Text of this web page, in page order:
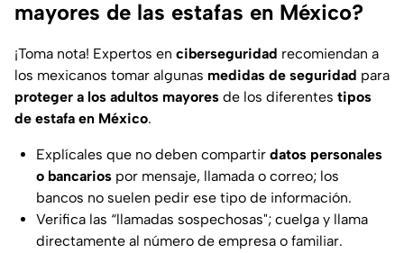
mayores de las estafas en México?
¡Toma nota! Expertos en ciberseguridad recomiendan a
los mexicanos tomar algunas medidas de seguridad para
proteger a los adultos mayores de los diferentes tipos
de estafa en México.
Explícales que no deben compartir datos personales
o bancarios por mensaje, llamada o correo; los
bancos no suelen pedir ese tipo de información.
Verifica las “llamadas sospechosas"; cuelga y llama
directamente al número de empresa o familiar.